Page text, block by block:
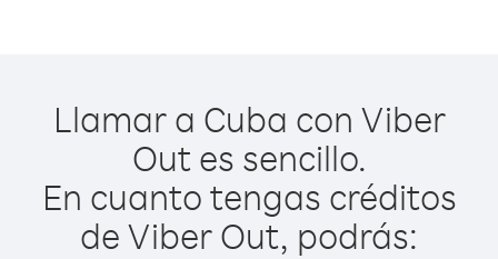
Llamar a Cuba con Viber
Out es sencillo.
En cuanto tengas créditos
de Viber Out, podrás: